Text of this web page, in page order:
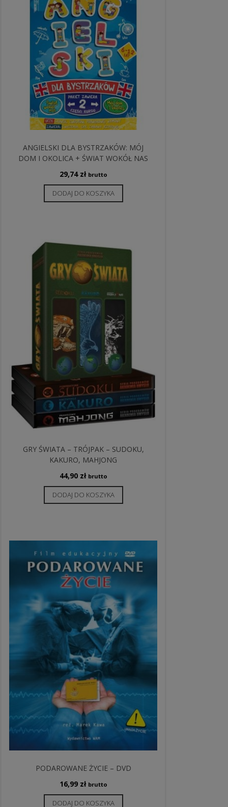
ANGIELSKI DLA BYSTRZAKÓW: MÓJ
DOM I OKOLICA + ŚWIAT WOKÓŁ NAS
29,74 zł brutto
DODAJ DO KOSZYKA
GRY ŚWIATA – TRÓJPAK – SUDOKU,
KAKURO, MAHJONG
44,90 zł brutto
DODAJ DO KOSZYKA
PODAROWANE ŻYCIE – DVD
16,99 zł brutto
DODAJ DO KOSZYKA